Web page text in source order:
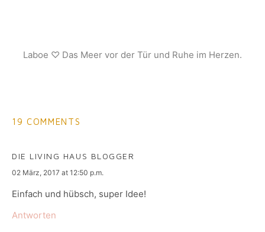
Laboe ♡ Das Meer vor der Tür und Ruhe im Herzen.
19 COMMENTS
DIE LIVING HAUS BLOGGER
says:
02 März, 2017 at 12:50 p.m.
Einfach und hübsch, super Idee!
Antworten